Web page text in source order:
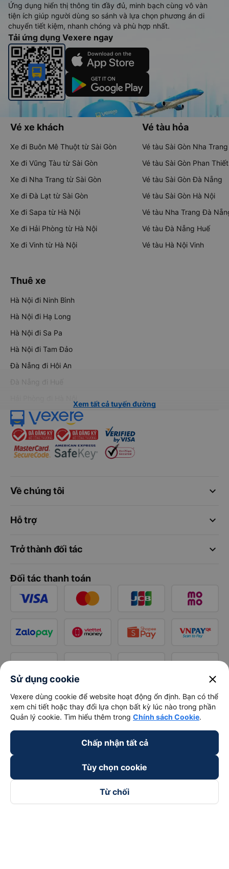
Ứng dụng hiển thị thông tin đầy đủ, minh bạch cùng vô vàn
tiện ích giúp người dùng so sánh và lựa chọn phương án di
chuyển tiết kiệm, nhanh chóng và phù hợp nhất.
Tải ứng dụng Vexere ngay
Vé xe khách
Xe đi Buôn Mê Thuột từ Sài Gòn
Xe đi Vũng Tàu từ Sài Gòn
Xe đi Nha Trang từ Sài Gòn
Xe đi Đà Lạt từ Sài Gòn
Xe đi Sapa từ Hà Nội
Xe đi Hải Phòng từ Hà Nội
Xe đi Vinh từ Hà Nội
Vé tàu hỏa
Vé tàu Sài Gòn Nha Trang
Vé tàu Sài Gòn Phan Thiết
Vé tàu Sài Gòn Đà Nẵng
Vé tàu Sài Gòn Hà Nội
Vé tàu Nha Trang Đà
Vé tàu Đà Nẵng Huế
Vé tàu Hà Nội Vinh
Thuê xe
Hà Nội đi Ninh Bình
Hà Nội đi Hạ Long
Hà Nội đi Sa Pa
Hà Nội đi Tam Đảo
Đà Nẵng đi Hội An
Đà Nẵng đi Huế
Xem tất cả tuyến đường
keyboard_arrow_down
Về chúng tôi
keyboard_arrow_down
Hỗ trợ
keyboard_arrow_down
Trở thành đối tác
Đối tác thanh toán
Sử dụng cookie close
Vexere dùng cookie để website hoạt động ổn định. Bạn có thể
xem chi tiết hoặc thay đổi lựa chọn bất kỳ lúc nào trong phần
Quản lý cookie. Tìm hiểu thêm trong Chính sách Cookie.
Chấp nhận tất cả
Tùy chọn cookie
Từ chối